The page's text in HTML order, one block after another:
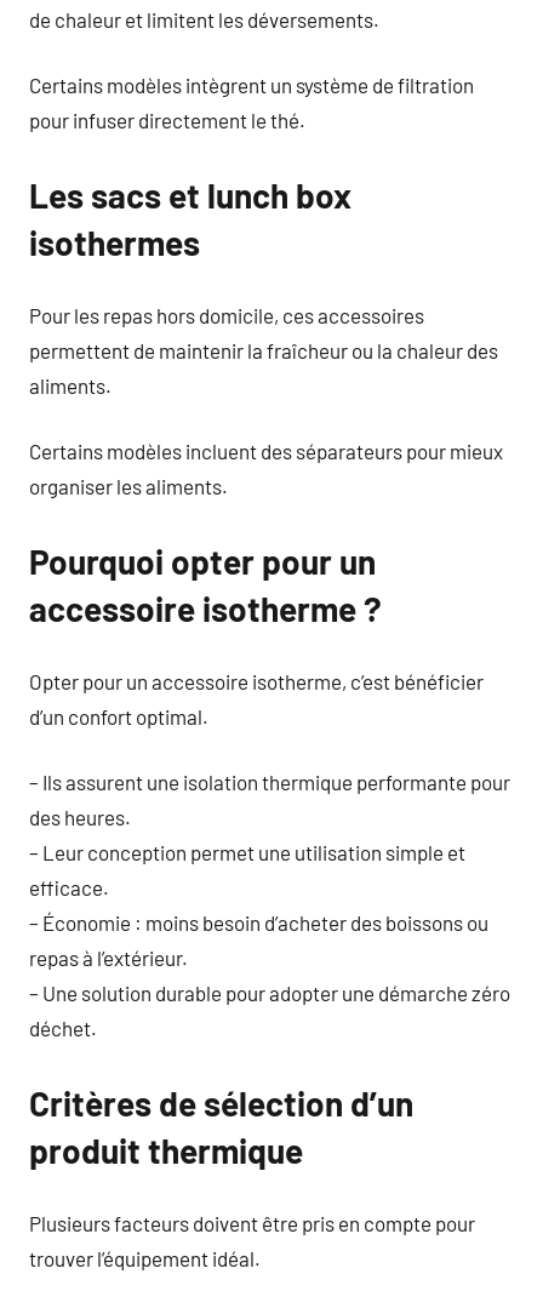
de chaleur et limitent les déversements.
Certains modèles intègrent un système de filtration
pour infuser directement le thé.
Les sacs et lunch box
isothermes
Pour les repas hors domicile, ces accessoires
permettent de maintenir la fraîcheur ou la chaleur des
aliments.
Certains modèles incluent des séparateurs pour mieux
organiser les aliments.
Pourquoi opter pour un
accessoire isotherme ?
Opter pour un accessoire isotherme, c’est bénéficier
d’un confort optimal.
– Ils assurent une isolation thermique performante pour
des heures.
– Leur conception permet une utilisation simple et
efficace.
– Économie : moins besoin d’acheter des boissons ou
repas à l’extérieur.
– Une solution durable pour adopter une démarche zéro
déchet.
Critères de sélection d’un
produit thermique
Plusieurs facteurs doivent être pris en compte pour
trouver l’équipement idéal.